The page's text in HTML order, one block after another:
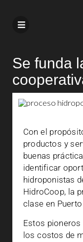
Se funda
Con el
productos y
buenas
identificar
hidroponistas
HidroCoop, la
clase en
Estos pioneros
los costos de